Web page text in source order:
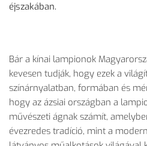
éjszakában.
Bár a kínai lampionok
kevesen tudják, hogy ezek a
színárnyalatban, formában és
hogy az ázsiai országban a
művészeti ágnak számít,
évezredes tradíció, mint a